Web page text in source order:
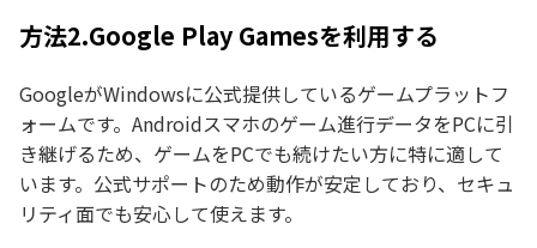
方法2.Google Play Gamesを利用する
GoogleがWindowsに公式提供しているゲームプラットフ
ォームです。Androidスマホのゲーム進行データをPCに引
き継げるため、ゲームをPCでも続けたい方に特に適して
います。公式サポートのため動作が安定しており、セキュ
リティ面でも安心して使えます。